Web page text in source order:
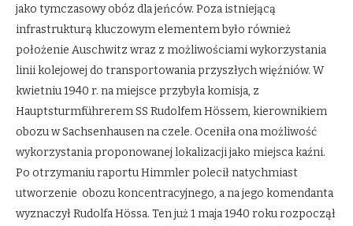
jako tymczasowy obóz dla jeńców. Poza istniejącą
infrastrukturą kluczowym elementem było również
położenie Auschwitz wraz z możliwościami wykorzystania
linii kolejowej do transportowania przyszłych więźniów. W
kwietniu 1940 r. na miejsce przybyła komisja, z
Hauptsturmführerem SS Rudolfem Hössem, kierownikiem
obozu w Sachsenhausen na czele. Oceniła ona możliwość
wykorzystania proponowanej lokalizacji jako miejsca kaźni.
Po otrzymaniu raportu Himmler polecił natychmiast
utworzenie obozu koncentracyjnego, a na jego komendanta
wyznaczył Rudolfa Hössa. Ten już 1 maja 1940 roku rozpoczął